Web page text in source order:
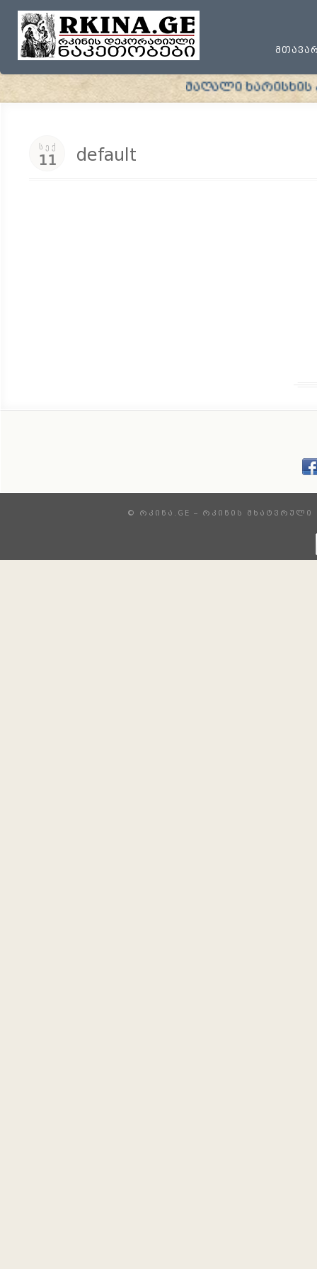
მაღალი ხარისხის
ᲡᲔᲥ
11 default
© ᲠᲙᲘᲜᲐ.GE – ᲠᲙᲘᲜᲘᲡ